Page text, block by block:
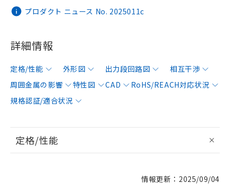
プロダクト ニュース No. 2025011c
詳細情報
定格/性能 外形図 出力段回路図
相互干渉
周囲金属の影響
特性図 CAD
RoHS/REACH対応状況
規格認証/適合状況
定格/性能
情報更新：2025/09/04